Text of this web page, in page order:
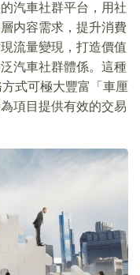
汽車社群平台，用社
内容需求，提升消費
流量變現，打造價值
汽車社群體係。這種
式可極大豐富「車厘
項目提供有效的交易